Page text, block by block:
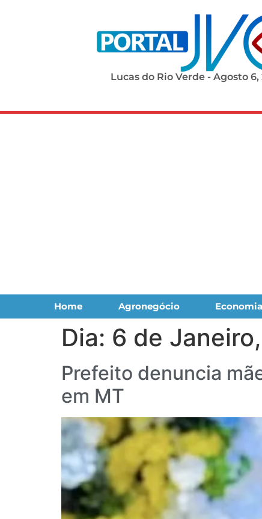
Lucas do Rio Verde - Agosto 6,
Home Agronegócio Economia
Dia: 6 de
Prefeito denuncia
em MT